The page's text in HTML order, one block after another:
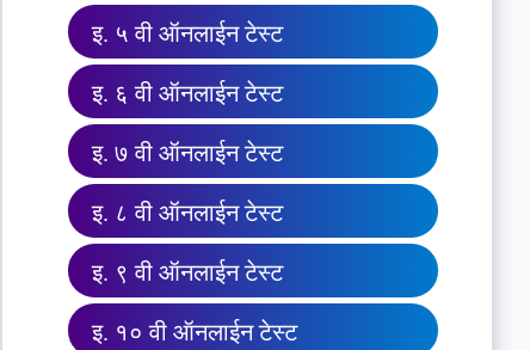
इ. ५ वी ऑनलाईन टेस्ट
इ. ६ वी ऑनलाईन टेस्ट
इ. ७ वी ऑनलाईन टेस्ट
इ. ८ वी ऑनलाईन टेस्ट
इ. ९ वी ऑनलाईन टेस्ट
इ. १० वी ऑनलाईन टेस्ट